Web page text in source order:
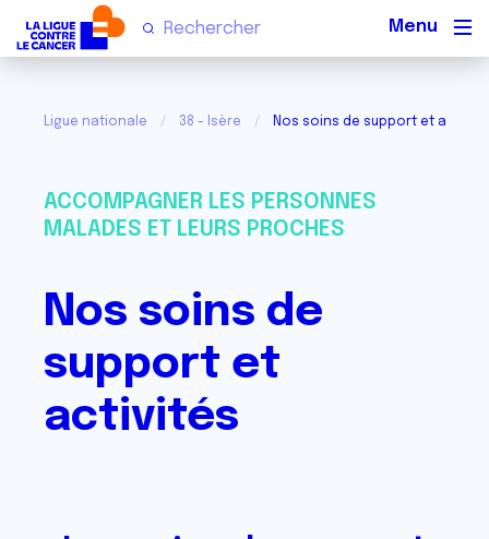
Ligue nationale 38 - Isère Nos soins de support et
ACCOMPAGNER LES PERSONNES
MALADES ET LEURS PROCHES
Nos soins de
support et
activités